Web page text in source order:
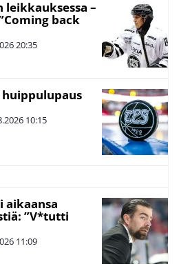
leikkauksessa –
back
20:35
huippulupaus
10:15
aikaansa
”V*tutti
11:09